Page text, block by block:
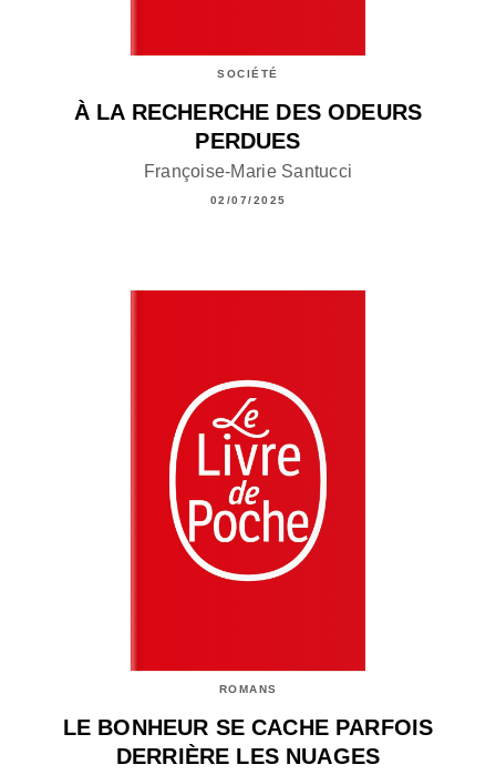
SOCIÉTÉ
À LA RECHERCHE DES ODEURS
PERDUES
Françoise-Marie Santucci
02/07/2025
ROMANS
LE BONHEUR SE CACHE PARFOIS
DERRIÈRE LES NUAGES